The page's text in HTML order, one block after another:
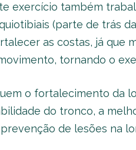
exercício também
(parte de trás
as costas, já que
tornando o
o fortalecimento da
do tronco, a
de lesões na